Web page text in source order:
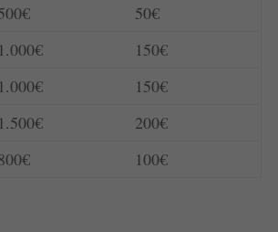
50€
1.000€
150€
1.000€
150€
1.500€
200€
100€